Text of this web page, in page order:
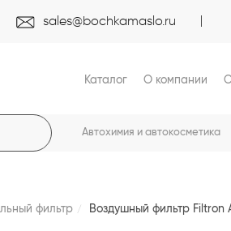
sales@bochkamaslo.ru
Каталог О компании
Автохимия и автокосметика
фильтр Воздушный фильтр Filtron